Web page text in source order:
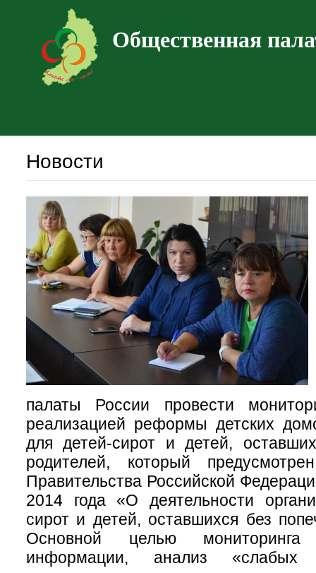
Общественная
Новости
палаты России провести
реализацией реформы детских
для детей-сирот и детей,
родителей, который
Правительства Российской
2014 года «О деятельности
сирот и детей, оставшихся без
Основной целью
информации, анализ